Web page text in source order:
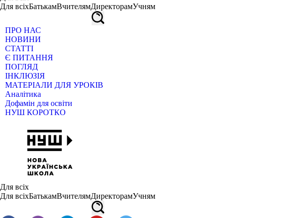
Для всіхБатькамВчителямДиректорамУчням
ПРО НАС
НОВИНИ
СТАТТІ
Є ПИТАННЯ
ПОГЛЯД
ІНКЛЮЗІЯ
МАТЕРІАЛИ ДЛЯ УРОКІВ
Аналітика
Дофамін для освіти
НУШ КОРОТКО
Для всіх
Для всіхБатькамВчителямДиректорамУчням